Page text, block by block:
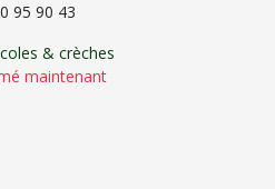
95 90 43
& crèches
maintenant